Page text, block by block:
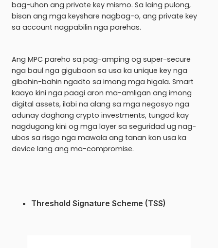
bag-uhon ang private key mismo. Sa laing pulong,
bisan ang mga keyshare nagbag-o, ang private key
sa account nagpabilin nga parehas.
Ang MPC pareho sa pag-amping og super-secure
nga baul nga gigubaon sa usa ka unique key nga
gibahin-bahin ngadto sa imong mga higala. Smart
kaayo kini nga paagi aron ma-amligan ang imong
digital assets, ilabi na alang sa mga negosyo nga
adunay daghang crypto investments, tungod kay
nagdugang kini og mga layer sa seguridad ug nag-
ubos sa risgo nga mawala ang tanan kon usa ka
device lang ang ma-compromise.
Threshold Signature Scheme (TSS)